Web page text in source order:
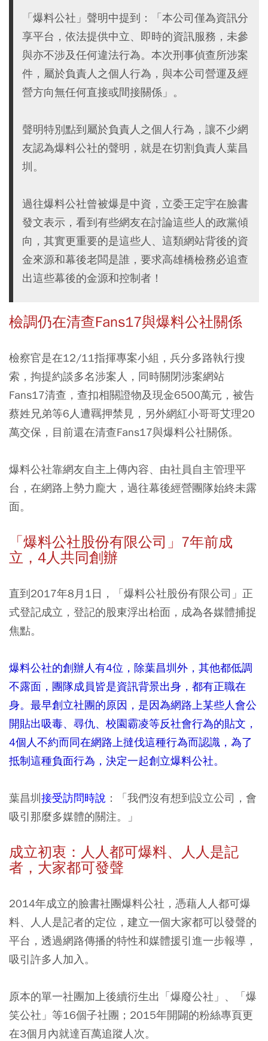
「爆料公社」聲明中提到：「本公司僅為資訊分
享平台，依法提供中立、即時的資訊服務，未參
與亦不涉及任何違法行為。本次刑事偵查所涉案
件，屬於負責人之個人行為，與本公司營運及經
營方向無任何直接或間接關係」。
聲明特別點到屬於負責人之個人行為，讓不少網
友認為爆料公社的聲明，就是在切割負責人葉昌
圳。
過往爆料公社曾被爆是中資，立委王定宇在臉書
發文表示，看到有些網友在討論這些人的政黨傾
向，其實更重要的是這些人、這類網站背後的資
金來源和幕後老闆是誰，要求高雄橋檢務必追查
出這些幕後的金源和控制者！
檢調仍在清查Fans17與爆料公社關係
檢察官是在12/11指揮專案小組，兵分多路執行搜
索，拘提約談多名涉案人，同時關閉涉案網站
Fans17清查，查扣相關證物及現金6500萬元，被告
蔡姓兄弟等6人遭羈押禁見，另外網紅小哥哥艾理20
萬交保，目前還在清查Fans17與爆料公社關係。
爆料公社靠網友自主上傳內容、由社員自主管理平
台，在網路上勢力龐大，過往幕後經營團隊始終未露
面。
「爆料公社股份有限公司」7年前成
立，4人共同創辦
直到2017年8月1日，「爆料公社股份有限公司」正
式登記成立，登記的股東浮出枱面，成為各媒體捕捉
焦點。
爆料公社的創辦人有4位，除葉昌圳外，其他都低調
不露面，團隊成員皆是資訊背景出身，都有正職在
身。最早創立社團的原因，是因為網路上某些人會公
開貼出吸毒、尋仇、校園霸凌等反社會行為的貼文，
4個人不約而同在網路上撻伐這種行為而認識，為了
抵制這種負面行為，決定一起創立爆料公社。
葉昌圳接受訪問時說 ：「我們沒有想到設立公司，會
吸引那麼多媒體的關注。」
成立初衷：人人都可爆料、人人是記
者，大家都可發聲
2014年成立的臉書社團爆料公社，憑藉人人都可爆
料、人人是記者的定位，建立一個大家都可以發聲的
平台，透過網路傳播的特性和媒體援引進一步報導，
吸引許多人加入。
原本的單一社團加上後續衍生出「爆廢公社」、「爆
笑公社」等16個子社團；2015年開闢的粉絲專頁更
在3個月內就達百萬追蹤人次。